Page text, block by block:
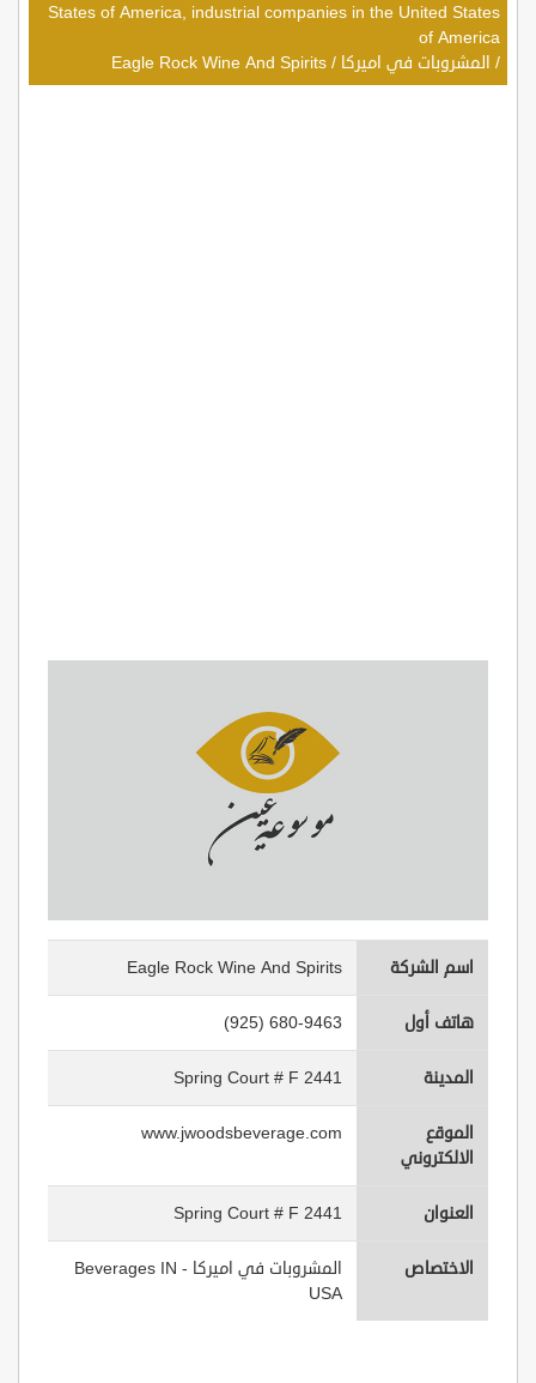
States of America, industrial companies in the United States
of America
/ المشروبات في اميركا /
Eagle Rock Wine And Spirits
اسم الشركة Eagle Rock Wine And Spirits
هاتف أول (925) 680-9463
المدينة 2441 Spring Court # F
الموقع
الالكتروني
www.jwoodsbeverage.com
العنوان 2441 Spring Court # F
الاختصاص
المشروبات في اميركا - Beverages IN
USA